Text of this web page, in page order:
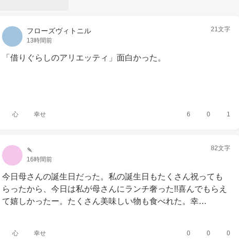
フローズヴィトニル
13時間前
21文字
「借りぐらしのアリエッティ」面白かった。
心 幸せ 6 0 1
🍡
16時間前
82文字
今日母さんの誕生日だった。私の誕生日もたくさん祝っても
らったから、今日は私が母さんにランチ奢った!!喜んでもらえ
て嬉しかったー。たくさん美味しい物も食べれた。幸…
心 幸せ 0 0 0